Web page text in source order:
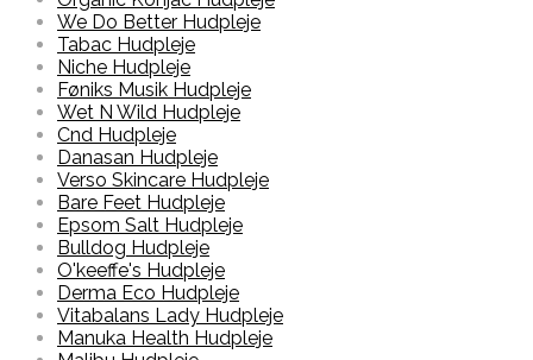
We Do Better Hudpleje
Tabac Hudpleje
Niche Hudpleje
Føniks Musik Hudpleje
Wet N Wild Hudpleje
Cnd Hudpleje
Danasan Hudpleje
Verso Skincare Hudpleje
Bare Feet Hudpleje
Epsom Salt Hudpleje
Bulldog Hudpleje
O'keeffe's Hudpleje
Derma Eco Hudpleje
Vitabalans Lady Hudpleje
Manuka Health Hudpleje